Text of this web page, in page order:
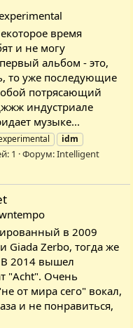
время
и не могу
альбом - это,
то уже последующие
потрясающий
индустриале
музыке...
idm
1 Форум:Intelligent
в 2009
Giada Zerbo, тогда же
В 2014 вышел
"Acht". Очень
от мира сего" вокал,
и не понравиться,